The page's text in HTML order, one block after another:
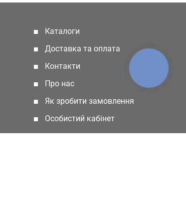
Каталоги
Доставка та оплата
Контакти
Про нас
Як зробити замовлення
Особистий кабінет